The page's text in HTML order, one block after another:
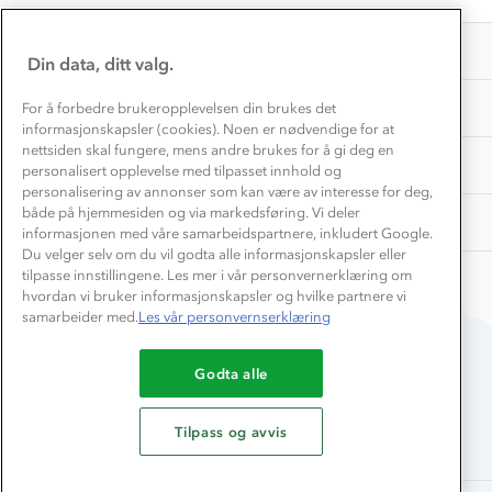
25
by
on
Feb
2025
OM OSS
TIPS OG RÅD
EL-retur
Store størrelser
Turmat oppskrifter
Beredskap
AKTIVITETER
Storms turtips🐿️
Leirskole 🥾
Barnehageansatt
Tips til hyttetur
Du betaler enkelt med
Din data, ditt valg.
For å forbedre brukeropplevelsen din brukes det
informasjonskapsler (cookies). Noen er nødvendige for at
nettsiden skal fungere, mens andre brukes for å gi deg en
personalisert opplevelse med tilpasset innhold og
personalisering av annonser som kan være av interesse for deg,
både på hjemmesiden og via markedsføring. Vi deler
informasjonen med våre samarbeidspartnere, inkludert Google.
Du velger selv om du vil godta alle informasjonskapsler eller
tilpasse innstillingene. Les mer i vår personvernerklæring om
hvordan vi bruker informasjonskapsler og hvilke partnere vi
samarbeider med.Les vår personvernserklæring
Godta alle
Tilpass og avvis